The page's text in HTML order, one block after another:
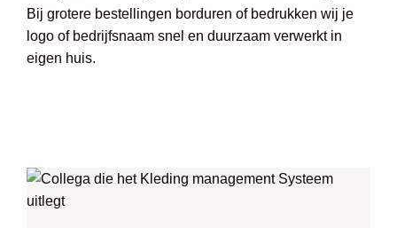
Bij grotere bestellingen borduren of bedrukken wij je
logo of bedrijfsnaam snel en duurzaam verwerkt in
eigen huis.